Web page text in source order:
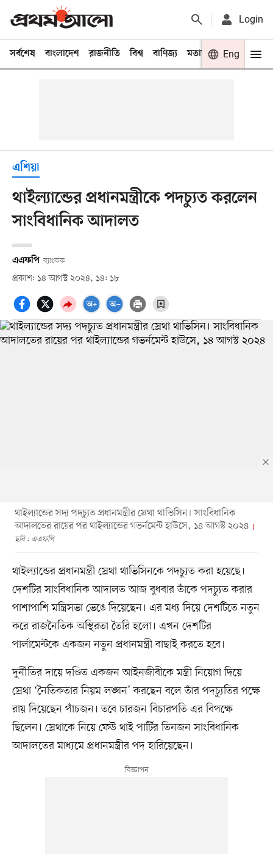
Login
সর্বশেষ বাংলাদেশ রাজনীতি বিশ্ব বাণিজ্য মতামত খেলা
Eng
এশিয়া
থাইল্যান্ডের প্রধানমন্ত্রীকে পদচ্যুত করলেন
সাংবিধানিক আদালত
এএফপি ব্যাংকক
প্রকাশ: ১৪ আগস্ট ২০২৪, ১৪: ১৮
থাইল্যান্ডের সদ্য পদচ্যুত প্রধানমন্ত্রীর স্রেথা থাভিসিন। সাংবিধানিক
আদালতের রায়ের পর থাইল্যান্ডের গভর্নমেন্ট হাউসে, ১৪ আগস্ট ২০২৪
ছবি : এএফপি
থাইল্যান্ডের প্রধানমন্ত্রী স্রেথা থাভিসিনকে পদচ্যুত করা হয়েছে।
দেশটির সাংবিধানিক আদালত আজ বুধবার তাঁকে পদচ্যুত করার
পাশাপাশি মন্ত্রিসভা ভেঙে দিয়েছেন। এর মধ্য দিয়ে দেশটিতে নতুন
করে রাজনৈতিক অস্থিরতা তৈরি হলো। এখন দেশটির
পার্লামেন্টকে একজন নতুন প্রধানমন্ত্রী বাছাই করতে হবে।
দুর্নীতির দায়ে দণ্ডিত একজন আইনজীবীকে মন্ত্রী নিয়োগ দিয়ে
স্রেথা ‘নৈতিকতার নিয়ম লঙ্ঘন’ করছেন বলে তাঁর পদচ্যুতির পক্ষে
রায় দিয়েছেন পাঁচজন। তবে চারজন বিচারপতি এর বিপক্ষে
ছিলেন। স্রেথাকে নিয়ে ফেউ থাই পার্টির তিনজন সাংবিধানিক
আদালতের মাধ্যমে প্রধানমন্ত্রীর পদ হারিয়েছেন।